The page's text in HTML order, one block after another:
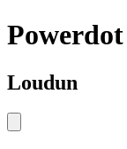
Loudun